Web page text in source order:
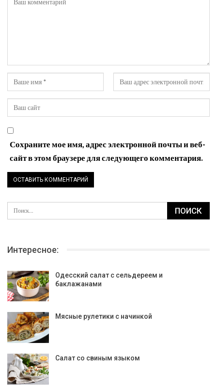
Сохраните мое имя, адрес электронной почты и веб-
сайт в этом браузере для следующего комментария.
Интересное:
Одесский салат с сельдереем и
баклажанами
Мясные рулетики с начинкой
Салат со свиным языком